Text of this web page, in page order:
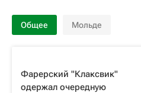
Общее Мольде
Фарерский "Клаксвик"
одержал очередную